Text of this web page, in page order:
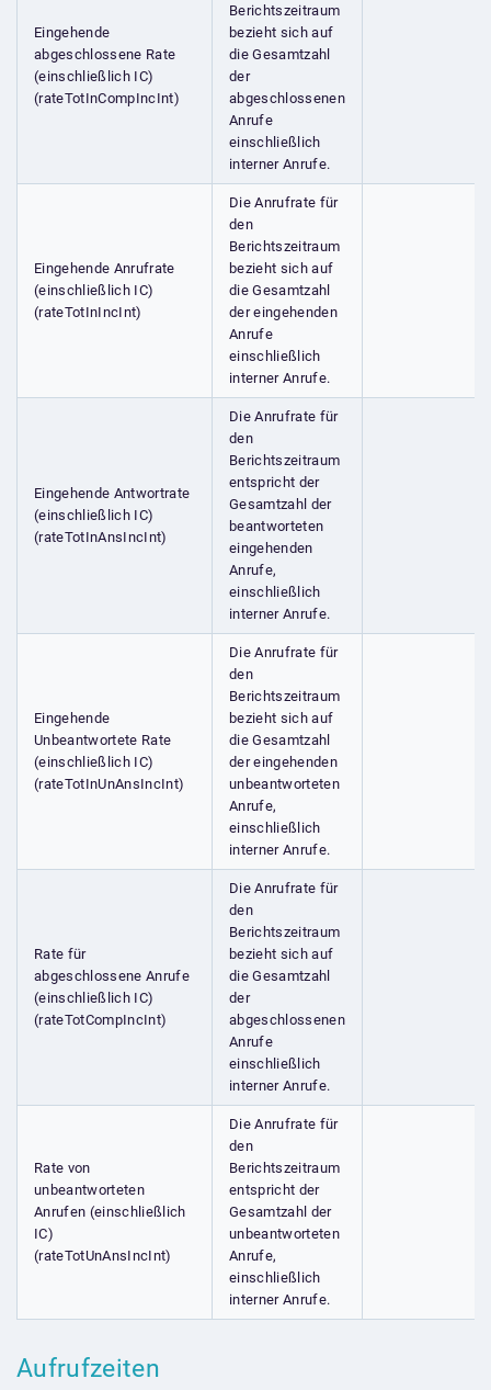
Eingehende
abgeschlossene Rate
(einschließlich IC)
(rateTotInCompIncInt)
Berichtszeitraum
bezieht sich auf
die Gesamtzahl
der
abgeschlossenen
Anrufe
einschließlich
interner Anrufe.
Eingehende Anrufrate
(einschließlich IC)
(rateTotInIncInt)
Die Anrufrate für
den
Berichtszeitraum
bezieht sich auf
die Gesamtzahl
der eingehenden
Anrufe
einschließlich
interner Anrufe.
Eingehende Antwortrate
(einschließlich IC)
(rateTotInAnsIncInt)
Die Anrufrate für
den
Berichtszeitraum
entspricht der
Gesamtzahl der
beantworteten
eingehenden
Anrufe,
einschließlich
interner Anrufe.
Eingehende
Unbeantwortete Rate
(einschließlich IC)
(rateTotInUnAnsIncInt)
Die Anrufrate für
den
Berichtszeitraum
bezieht sich auf
die Gesamtzahl
der eingehenden
unbeantworteten
Anrufe,
einschließlich
interner Anrufe.
Rate für
abgeschlossene Anrufe
(einschließlich IC)
(rateTotCompIncInt)
Die Anrufrate für
den
Berichtszeitraum
bezieht sich auf
die Gesamtzahl
der
abgeschlossenen
Anrufe
einschließlich
interner Anrufe.
Rate von
unbeantworteten
Anrufen (einschließlich
IC)
(rateTotUnAnsIncInt)
Die Anrufrate für
den
Berichtszeitraum
entspricht der
Gesamtzahl der
unbeantworteten
Anrufe,
einschließlich
interner Anrufe.
Aufrufzeiten